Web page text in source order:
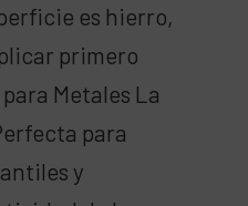
es hierro,
primero
Metales La
para
y